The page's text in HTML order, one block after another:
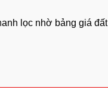
lọc nhờ bảng giá đất